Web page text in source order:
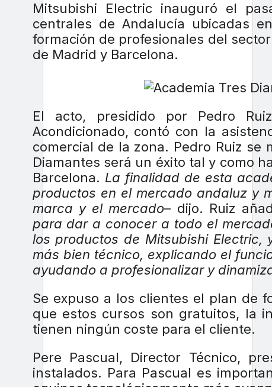
Mitsubishi Electric inauguró el
centrales de Andalucía ubicadas
formación de profesionales del
de Madrid y Barcelona.
El acto, presidido por Pedro
Acondicionado, contó con la
comercial de la zona. Pedro Ruiz se
Diamantes será un éxito tal y como
Barcelona. La finalidad de esta
productos en el mercado andaluz y
marca y el mercado– dijo. Ruiz
para dar a conocer a todo el
los productos de Mitsubishi
más bien técnico, explicando el
ayudando a profesionalizar y
Se expuso a los clientes el plan de
que estos cursos son gratuitos, la
tienen ningún coste para el cliente.
Pere Pascual, Director Técnico,
instalados. Para Pascual es